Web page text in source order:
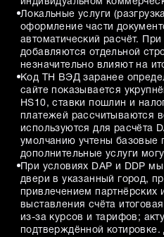
Локальные услуги
оформление части
автоматический расчёт.
добавляются отдельной
незначительно влияют на
Код ТН ВЭД заранее
сайте показывается
HS10, ставки пошлин и
платежей рассчитываются
используются для расчёта
умолчанию учтены
дополнительные услуги
При условиях DAP и DDP
двери в указанный город,
привлечением партнёрских
выставления счёта
из-за курсов и тарифов;
подтверждённой